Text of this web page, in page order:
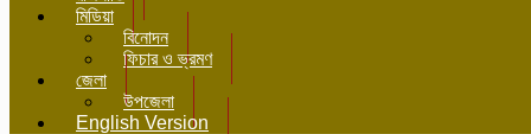
মিডিয়া
বিনোদন
ফিচার ও ভ্রমণ
জেলা
উপজেলা
English Version